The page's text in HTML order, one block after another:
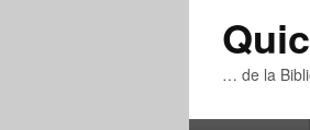
… de la